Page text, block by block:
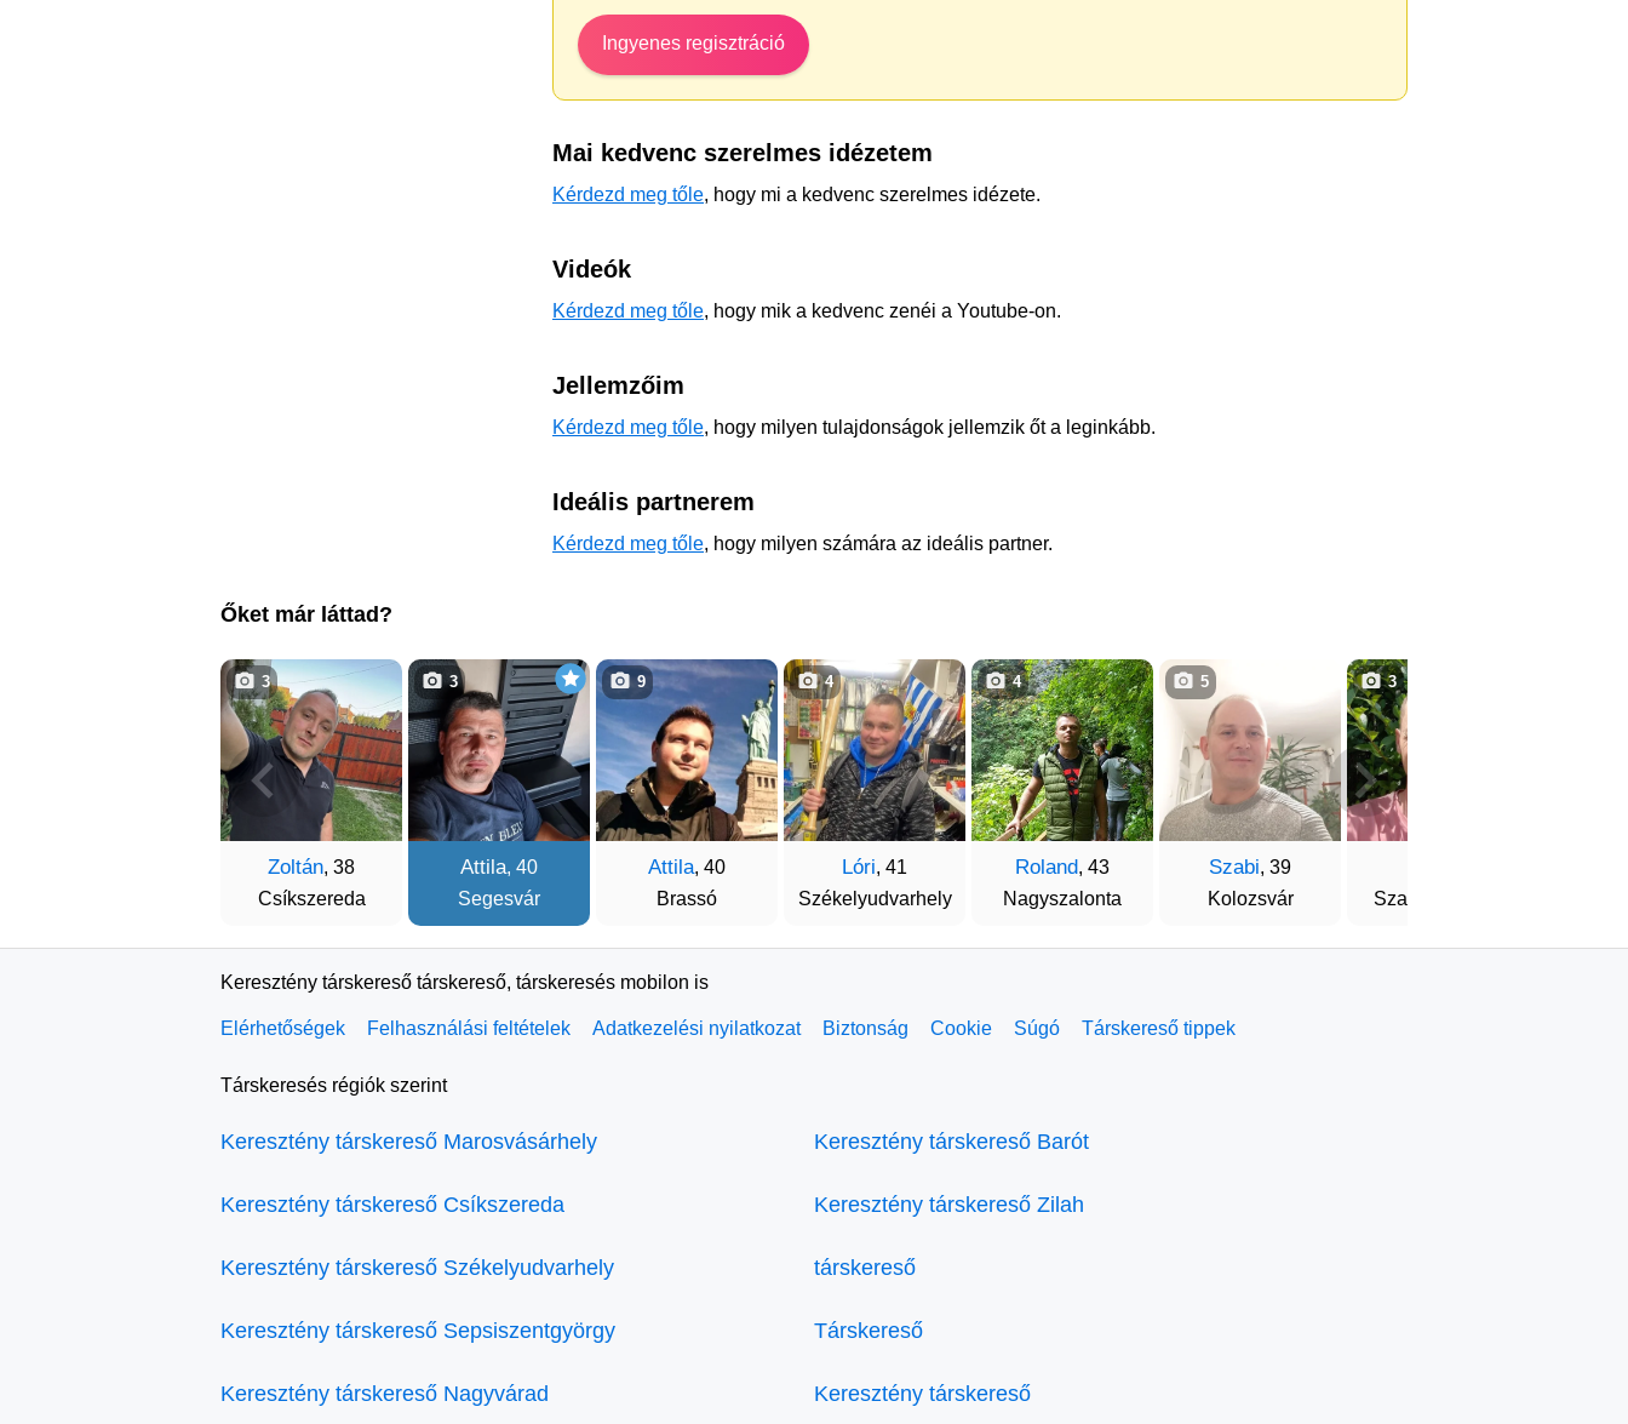
Ingyenes regisztráció
Mai kedvenc szerelmes idézetem
Kérdezd meg tőle, hogy mi a kedvenc szerelmes idézete.
Videók
Kérdezd meg tőle, hogy mik a kedvenc zenéi a Youtube-on.
Jellemzőim
Kérdezd meg tőle, hogy milyen tulajdonságok jellemzik őt a leginkább.
Ideális partnerem
Kérdezd meg tőle, hogy milyen számára az ideális partner.
Őket már láttad?
Zoltán, 38
Csíkszereda
3
Attila, 40
Segesvár
3
Attila, 40
Brassó
9
Lóri, 41
Székelyudvarhely
4
Roland, 43
Nagyszalonta
4
Szabi, 39
Kolozsvár
5
Szatmárnémeti
3
Keresztény társkereső társkereső, társkeresés mobilon is
Elérhetőségek Felhasználási feltételek Adatkezelési nyilatkozat Biztonság Cookie Súgó Társkereső tippek
Társkeresés régiók szerint
Keresztény társkereső Marosvásárhely
Keresztény társkereső Csíkszereda
Keresztény társkereső Székelyudvarhely
Keresztény társkereső Sepsiszentgyörgy
Keresztény társkereső Nagyvárad
Keresztény társkereső Barót
Keresztény társkereső Zilah
társkereső
Társkereső
Keresztény társkereső